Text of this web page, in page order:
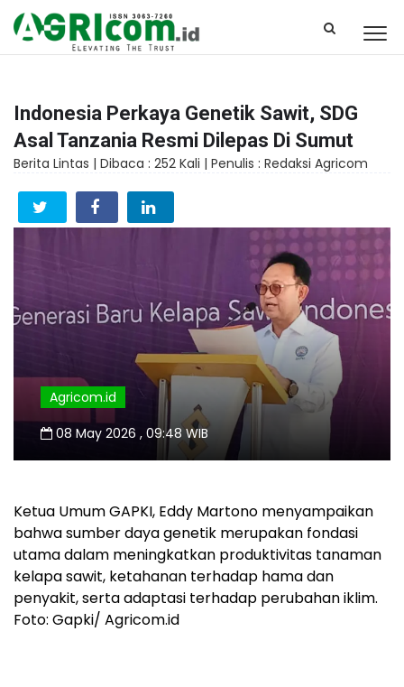
Indonesia Perkaya Genetik Sawit, SDG
Asal Tanzania Resmi Dilepas Di Sumut
Berita Lintas | Dibaca : 252 Kali | Penulis : Redaksi Agricom
Agricom.id
08 May 2026 , 09:48 WIB
Ketua Umum GAPKI, Eddy Martono menyampaikan
bahwa sumber daya genetik merupakan fondasi
utama dalam meningkatkan produktivitas tanaman
kelapa sawit, ketahanan terhadap hama dan
penyakit, serta adaptasi terhadap perubahan iklim.
Foto: Gapki/ Agricom.id